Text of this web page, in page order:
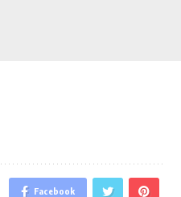
Facebook